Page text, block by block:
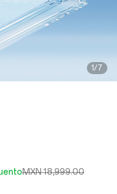
1/7
MXN 18,999.00